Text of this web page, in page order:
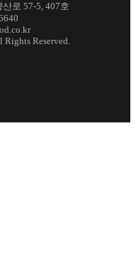
로 57-5, 407호
Reserved.